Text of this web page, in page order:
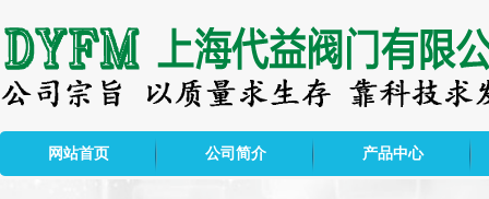
网站首页 公司简介 产品中心